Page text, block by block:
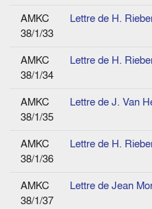
AMKC
38/1/33
Lettre de H.
AMKC
38/1/34
Lettre de H.
AMKC
38/1/35
Lettre de J. Van
AMKC
38/1/36
Lettre de H.
AMKC
38/1/37
Lettre de Jean